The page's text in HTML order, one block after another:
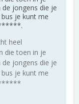
jongens die je
je kunt me
heel
die toen in je
jongens die je
je kunt me